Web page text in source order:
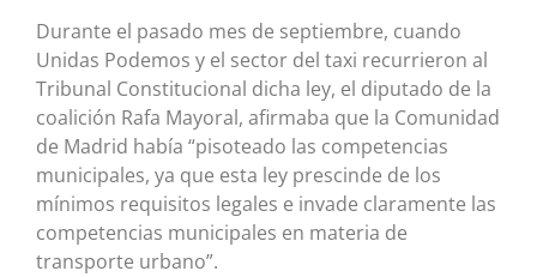
Durante el pasado mes de septiembre, cuando
Unidas Podemos y el sector del taxi recurrieron al
Tribunal Constitucional dicha ley, el diputado de la
coalición Rafa Mayoral, afirmaba que la Comunidad
de Madrid había “pisoteado las competencias
municipales, ya que esta ley prescinde de los
mínimos requisitos legales e invade claramente las
competencias municipales en materia de
transporte urbano”.